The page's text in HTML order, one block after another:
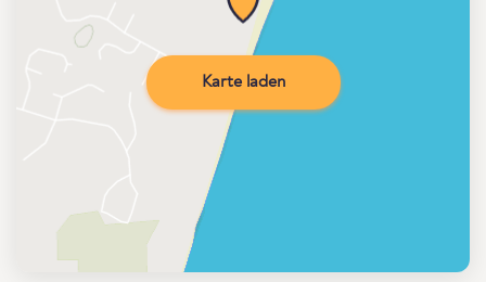
Karte laden